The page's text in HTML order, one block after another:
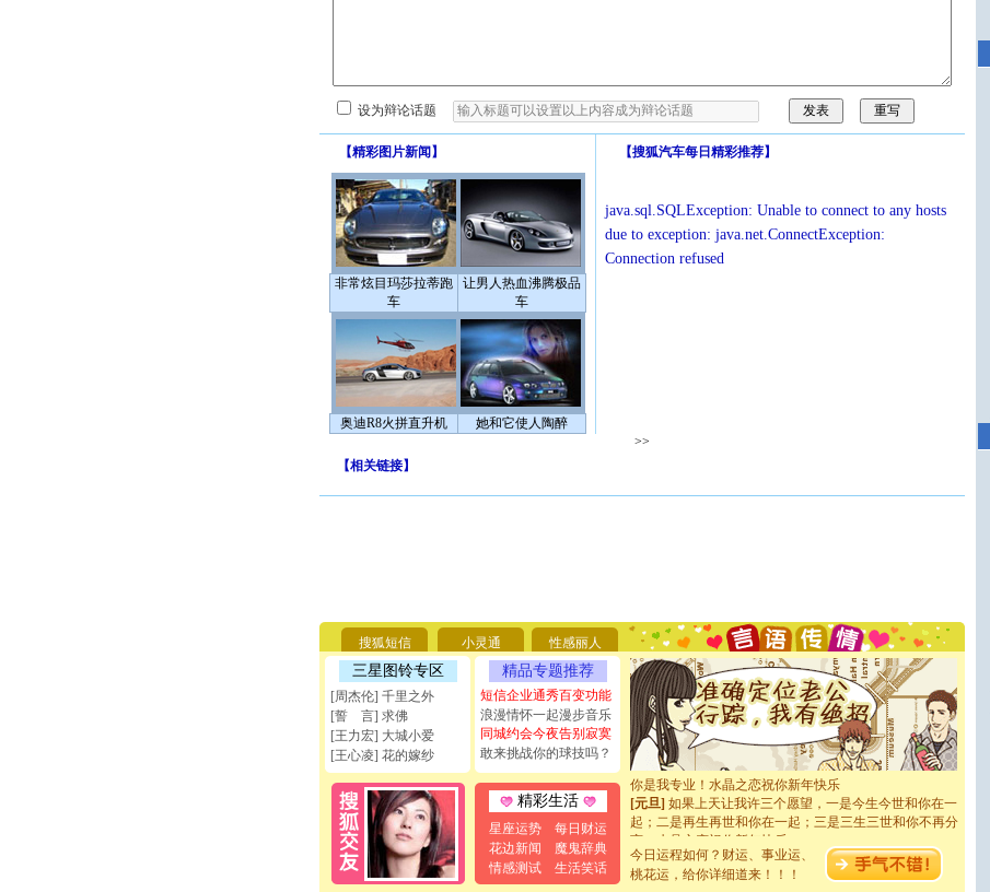
设为辩论话题
【精彩图片新闻 】
非常炫目玛莎拉蒂跑
车
让男人热血沸腾极品
车
奥迪R8火拼直升机 她和它使人陶醉
【搜狐汽车每日精彩推荐】
java.sql.SQLException: Unable to connect to any hosts
due to exception: java.net.ConnectException:
Connection refused
>>
【相关链接】
搜狐短信 小灵通 性感丽人
三星图铃专区
[周杰伦] 千里之外
[誓 言] 求佛
[王力宏] 大城小爱
[王心凌] 花的嫁纱
精品专题推荐
短信企业通秀百变功能
浪漫情怀一起漫步音乐
同城约会今夜告别寂寞
敢来挑战你的球技吗？
精彩生活
星座运势
每日财运
花边新闻
魔鬼辞典
情感测试
生活笑话
要平安！千万要知足！千万不要忘记我！
[圣诞节]不只这样的日子才会想起你,而是这样的日子才
能正大光明地骚扰你,告诉你,圣诞要快乐!新年要快乐!天
天都要快乐噢!
[圣诞节]奉上一颗祝福的心,在这个特别的日子里,愿幸福,
如意,快乐,鲜花,一切美好的祝愿与你同在.圣诞快乐!
[元旦]看到你我会触电；看不到你我要充电；没有你我会
断电。爱你是我职业，想你是我事业，抱你是我特长，吻
你是我专业！水晶之恋祝你新年快乐
[元旦] 如果上天让我许三个愿望，一是今生今世和你在一
起；二是再生再世和你在一起；三是三生三世和你不再分
离。水晶之恋祝你新年快乐
[元旦]当我狠下心扭头离去那一刻，你在我身后无助地哭
泣，这痛楚让我明白我多么爱你。我转身抱住你：这猪不
今日运程如何？财运、事业运、
桃花运，给你详细道来！！！